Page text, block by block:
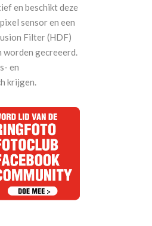
en beschikt deze
sensor en een
Filter (HDF)
worden gecreeerd.
en
krijgen.